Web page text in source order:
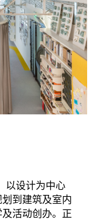
以设计为中心
到建筑及室内
活动创办。正